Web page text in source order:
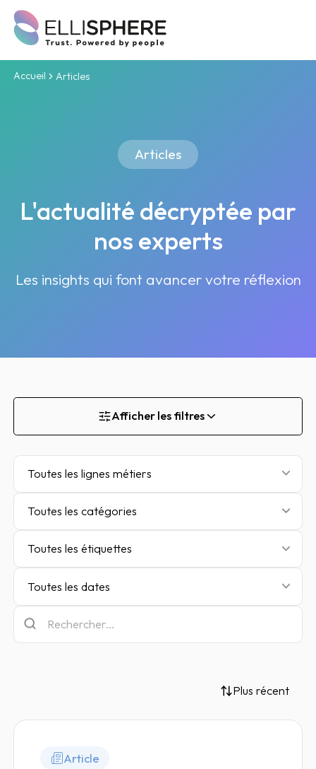
Accueil Articles
Articles
L'actualité décryptée par
nos experts
Les insights qui font avancer votre réflexion
Afficher les filtres
Toutes les lignes métiers
Toutes les catégories
Toutes les étiquettes
Toutes les dates
Plus récent
Article